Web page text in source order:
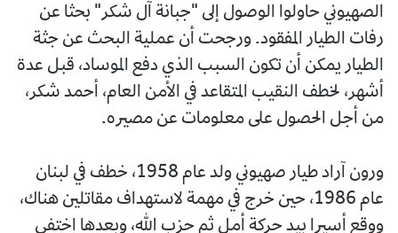
الصهيوني حاولوا الوصول إلى "جبانة آل شكر" بحثا عن
رفات الطيار المفقود. ورجحت أن عملية البحث عن جثة
الطيار يمكن أن تكون السبب الذي دفع الموساد، قبل عدة
أشهر، لخطف النقيب المتقاعد في الأمن العام، أحمد شكر،
من أجل الحصول على معلومات عن مصيره.
ورون آراد طيار صهيوني ولد عام 1958، خطف في لبنان
عام 1986، حين خرج في مهمة لاستهداف مقاتلين هناك،
ووقع أسيرا بيد حركة أمل ثم حزب الله، وبعدها اختفى